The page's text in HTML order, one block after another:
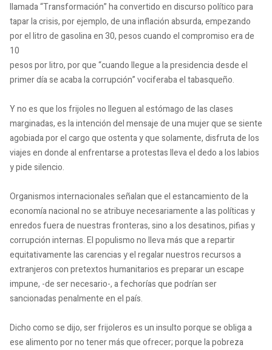
llamada “Transformación” ha convertido en discurso político para
tapar la crisis, por ejemplo, de una inflación absurda, empezando
por el litro de gasolina en 30, pesos cuando el compromiso era de
10
pesos por litro, por que “cuando llegue a la presidencia desde el
primer día se acaba la corrupción” vociferaba el tabasqueño.
Y no es que los frijoles no lleguen al estómago de las clases
marginadas, es la intención del mensaje de una mujer que se siente
agobiada por el cargo que ostenta y que solamente, disfruta de los
viajes en donde al enfrentarse a protestas lleva el dedo a los labios
y pide silencio.
Organismos internacionales señalan que el estancamiento de la
economía nacional no se atribuye necesariamente a las políticas y
enredos fuera de nuestras fronteras, sino a los desatinos, pifias y
corrupción internas. El populismo no lleva más que a repartir
equitativamente las carencias y el regalar nuestros recursos a
extranjeros con pretextos humanitarios es preparar un escape
impune, -de ser necesario-, a fechorías que podrían ser
sancionadas penalmente en el país.
Dicho como se dijo, ser frijoleros es un insulto porque se obliga a
ese alimento por no tener más que ofrecer; porque la pobreza